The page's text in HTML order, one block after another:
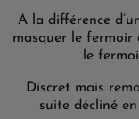
A la différence
masquer le fermoir
le
Discret mais
suite décliné